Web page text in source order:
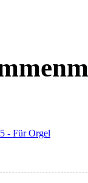
- Für Orgel